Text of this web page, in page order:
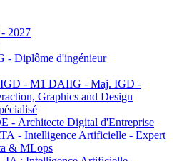
2027
- Diplôme d'ingénieur
- M1 DAIIG - Maj. IGD -
Graphics and Design
- Architecte Digital d'Entreprise
- Intelligence Artificielle - Expert
& MLops